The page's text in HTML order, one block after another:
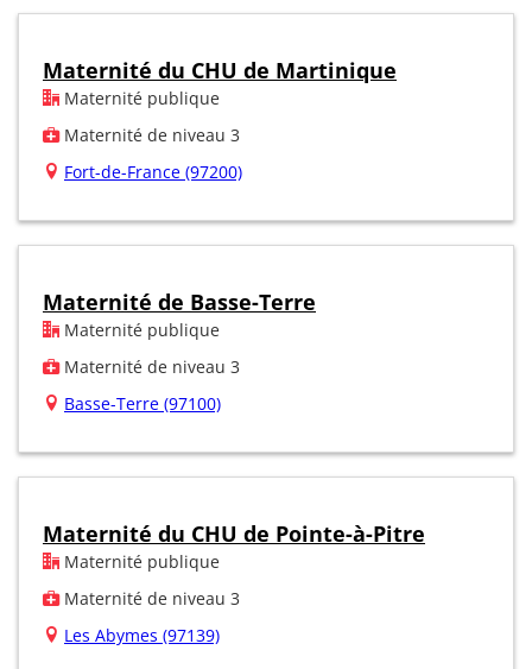
Maternité du CHU de Martinique
Maternité publique
Maternité de niveau 3
Fort-de-France (97200)
Maternité de Basse-Terre
Maternité publique
Maternité de niveau 3
Basse-Terre (97100)
Maternité du CHU de Pointe-à-Pitre
Maternité publique
Maternité de niveau 3
Les Abymes (97139)